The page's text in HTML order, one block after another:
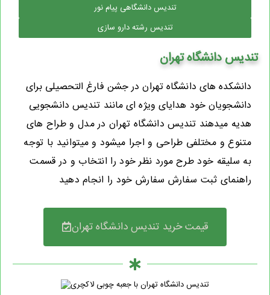
تندیس دانشگاهی پیام نور
تندیس رشته دارو سازی
تندیس دانشگاه تهران
دانشکده های دانشگاه تهران در جشن فارغ التحصیلی برای
دانشجویان خود هدایای ویژه ای مانند تندیس دانشجویی
هدیه میدهند تندیس دانشگاه تهران در مدل و طراح های
متنوع و مختلفی طراحی و اجرا میشود و میتوانید با توجه
به سلیقه خود طرح مورد نظر خود را انتخاب و در قسمت
راهنمای ثبت سفارش سفارش خود را انجام دهید
قیمت خرید تندیس دانشگاه تهران